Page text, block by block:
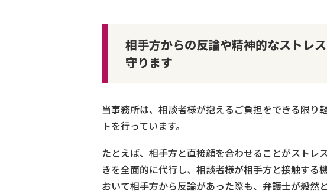
相手方からの反論や精神的なストレ
守ります
当事務所は、相談者様が抱えるご負担をできる限り
トを行っています。
たとえば、相手方と直接顔を合わせることがスト
きを全面的に代行し、相談者様が相手方と接触する
おいて相手方から反論があった際も、弁護士が毅然